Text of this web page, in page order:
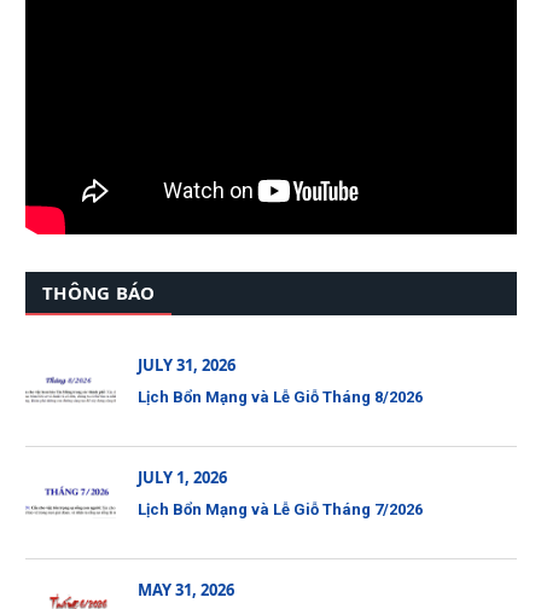
THÔNG BÁO
JULY 31, 2026
Lịch Bổn Mạng và Lễ Giỗ Tháng 8/2026
JULY 1, 2026
Lịch Bổn Mạng và Lễ Giỗ Tháng 7/2026
MAY 31, 2026